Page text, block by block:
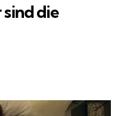
die